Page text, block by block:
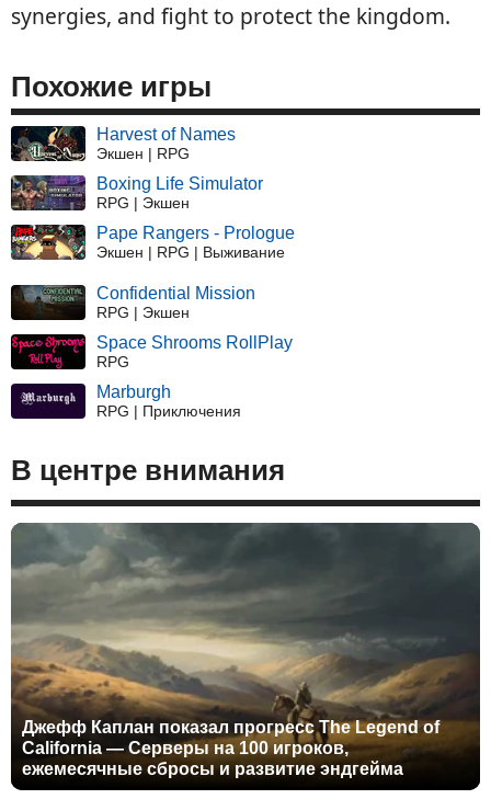
synergies, and fight to protect the kingdom.
Похожие игры
Harvest of Names
Экшен | RPG
Boxing Life Simulator
RPG | Экшен
Pape Rangers - Prologue
Экшен | RPG | Выживание
Confidential Mission
RPG | Экшен
Space Shrooms RollPlay
RPG
Marburgh
RPG | Приключения
В центре внимания
Джефф Каплан показал прогресс The Legend of
California — Серверы на 100 игроков,
ежемесячные сбросы и развитие эндгейма